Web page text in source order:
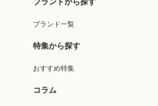
ブランド一覧
特集から探す
おすすめ特集
コラム